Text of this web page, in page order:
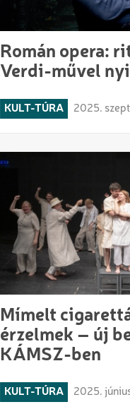
Román opera:
Verdi-művel
KULT-TÚRA 2025.
Mímelt
érzelmek – új
KÁMSZ-ben
KULT-TÚRA 2025.